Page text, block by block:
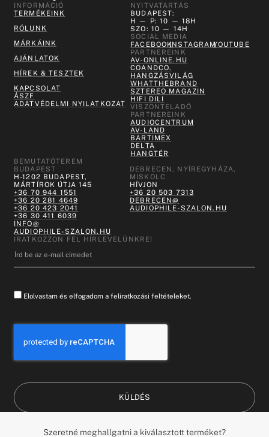
Szeretné meghallgatni a kiválasztott terméket?
INFORMÁCIÓ
TERMÉKEINK
RÓLUNK
MÁRKÁINK
AJÁNLATOK
HÍREK & TESZTEK
KAPCSOLAT
ÁSZF
ADATVÉDELMI NYILATKOZAT
NYITVATARTÁS
BUDAPEST:
H — P: 10 — 18H
SZO: 10 — 14H
SOCIAL MEDIA
FACEBOOKINSTAGRAMYOUTUBE
PARTNEREINK
AV-ONLINE.HU
COANDCO.
HANGZÁSVILÁG
WHATTHEBRAND
SZTEREO MAGAZIN
HIFI DILI
VISZONTELADÓ
PARTNEREINK
AUDIOCENTRUM
AV-LAND
BARTIMEX
DELTA
HANGTÉR
BEMUTATÓTEREM
BUDAPEST
H-1202 BUDAPEST,
MÁRTÍROK ÚTJA 145
+36 70 944 1551
+36 20 281 4649
+36 20 423 2041
+36 30 411 6039
INFO@
AUDIOPHILE-SZALON.HU
DEBRECEN, NYÍREGYHÁZA,
MISKOLC
HÍVJON
+36 20 503 7313
DEBRECEN@
AUDIOPHILE-SZALON.HU
IRATKOZZON FEL HÍRLEVELÜNKRE!
Elolvastam és elfogadom a feliratkozási feltételeket.
KÜLDÉS
MINDEN JOG FENNTARTVA ©
WHATTHEBRAND©&